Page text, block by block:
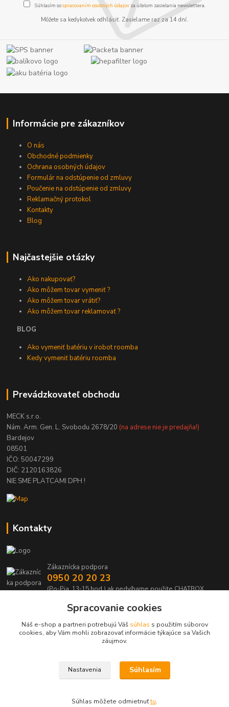
Súhlasím sospracovaním osobných údajov za účelom zasielania newslettera.
Môžete sa kedykoľvek odhlásiť. Zasielame raz za 14 dní.
Informácie pre zákazníkov
O nás
Obchodné podmienky
Ochrana osobných údajov
Formulár na odstúpenie od zmluvy
Poučenie na odstúpenie od zmluvy
Reklamačný protokol
Kontakty
Blog
Najčastejšie otázky
Ako nakupovať?
Ako môžem tovar vymeniť ?
Ako môžem tovar vrátiť?
Ako môžem tovar reklamovať ?
BLOG
Ako vymeniť batériu v irobot roomba
Kedy vymeniť batériu roomba
Prevádzkovateľ obchodu
MECK s.r.o.
Nám. Arm. Gen. L. Svobodu 2678/20 (na adrese nie je predajňa!)
Bardejov
08501
IČO: 50047299
DIČ: 2120163826
NIE SME PLATCAMI DPH !
Kontakty
Zákaznícka podpora
0950 20 20 23
(Po-Pia, 13-15 hod.) ak nedvíhame použite CHATBOX
info@kabelmanie.sk
Upravit sběr cookies.
Spracovanie cookies
Náš e-shop a partneri potrebujú Váš súhlas s použitím súborov
cookies, aby Vám mohli zobrazovať informácie týkajúce sa Vašich
záujmov.
Nastavenia Súhlasím
Súhlas môžete odmietnuťtu.